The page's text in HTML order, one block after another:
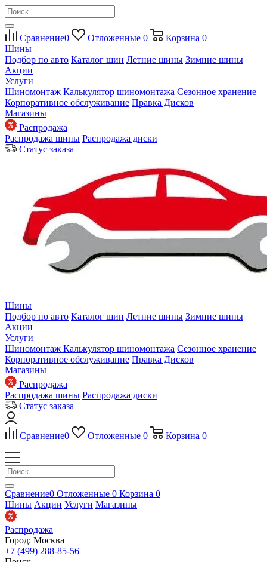
Сравнение0 Отложенные 0 Корзина 0
Шины
Подбор по авто Каталог шин Летние шины Зимние шины
Акции
Услуги
Шиномонтаж Калькулятор шиномонтажа Сезонное хранение
Корпоративное обслуживание Правка Дисков
Магазины
Распродажа
Распродажа шины Распродажа диски
Статус заказа
Шины
Подбор по авто Каталог шин Летние шины Зимние шины
Акции
Услуги
Шиномонтаж Калькулятор шиномонтажа Сезонное хранение
Корпоративное обслуживание Правка Дисков
Магазины
Распродажа
Распродажа шины Распродажа диски
Статус заказа
Сравнение0 Отложенные 0 Корзина 0
Сравнение0 Отложенные 0 Корзина 0
Шины Акции Услуги Магазины
Распродажа
Город: Москва
+7 (499) 288-85-56